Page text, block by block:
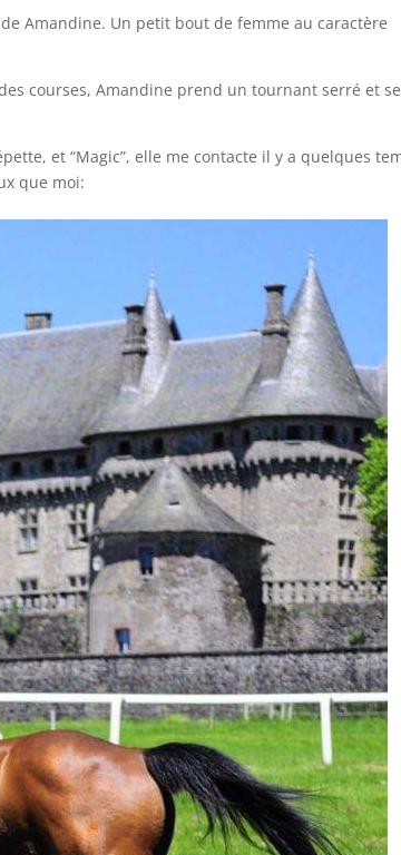
Amandine. Un petit bout de femme au caractère
courses, Amandine prend un tournant serré et se
et “Magic”, elle me contacte il y a quelques
que moi: